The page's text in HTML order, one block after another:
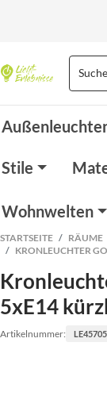
Stile
Wohnwelten
STARTSEITE
RÄUME
KRONLEUCHTER
5xE14
Artikelnummer: LE45705